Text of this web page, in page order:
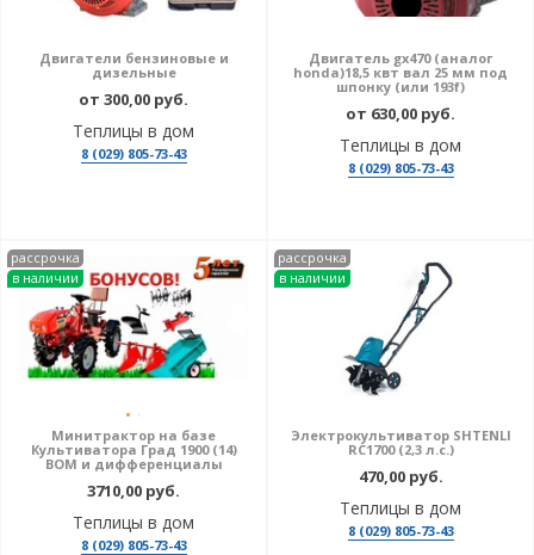
Двигатели бензиновые и
дизельные
от 300,00 руб.
Теплицы в дом
8 (029) 805-73-43
Двигатель gx470 (аналог
honda)18,5 квт вал 25 мм под
шпонку (или 193f)
от 630,00 руб.
Теплицы в дом
8 (029) 805-73-43
рассрочка
в наличии
Минитрактор на базе
Культиватора Град 1900 (14)
ВОМ и дифференциалы
3710,00 руб.
Теплицы в дом
8 (029) 805-73-43
рассрочка
в наличии
Электрокультиватор SHTENLI
RC1700 (2,3 л.с.)
470,00 руб.
Теплицы в дом
8 (029) 805-73-43